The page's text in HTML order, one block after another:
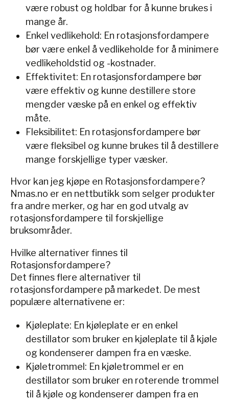
være robust og holdbar for å kunne brukes i
mange år.
Enkel vedlikehold: En rotasjonsfordampere
bør være enkel å vedlikeholde for å minimere
vedlikeholdstid og -kostnader.
Effektivitet: En rotasjonsfordampere bør
være effektiv og kunne destillere store
mengder væske på en enkel og effektiv
måte.
Fleksibilitet: En rotasjonsfordampere bør
være fleksibel og kunne brukes til å destillere
mange forskjellige typer væsker.
Hvor kan jeg kjøpe en Rotasjonsfordampere?
Nmas.no er en nettbutikk som selger produkter
fra andre merker, og har en god utvalg av
rotasjonsfordampere til forskjellige
bruksområder.
Hvilke alternativer finnes til
Rotasjonsfordampere?
Det finnes flere alternativer til
rotasjonsfordampere på markedet. De mest
populære alternativene er:
Kjøleplate: En kjøleplate er en enkel
destillator som bruker en kjøleplate til å kjøle
og kondenserer dampen fra en væske.
Kjøletrommel: En kjøletrommel er en
destillator som bruker en roterende trommel
til å kjøle og kondenserer dampen fra en